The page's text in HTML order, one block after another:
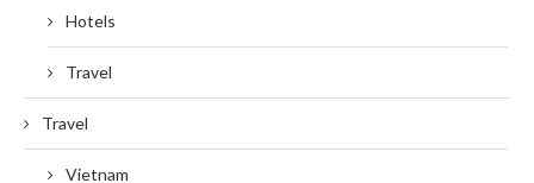
Hotels
Travel
Travel
Vietnam